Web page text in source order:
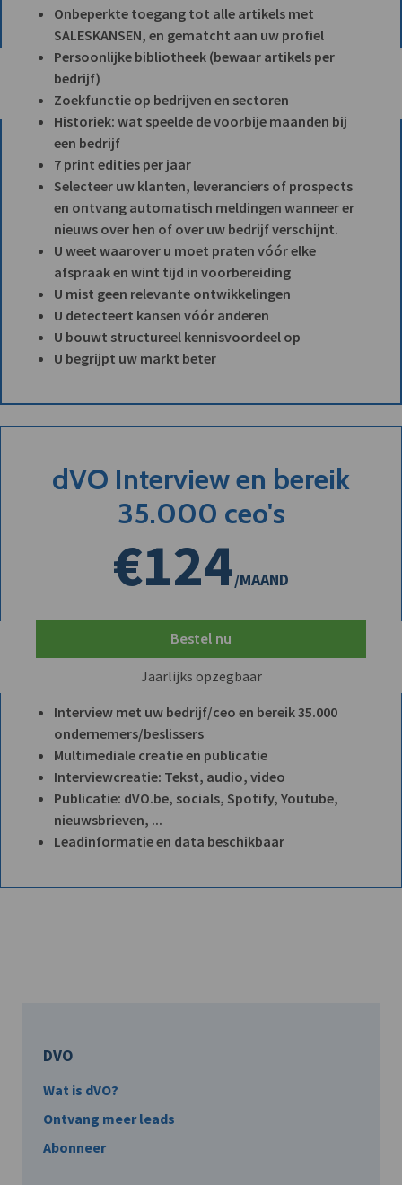
Onbeperkte toegang tot alle artikels met
SALESKANSEN, en gematcht aan uw profiel
Persoonlijke bibliotheek (bewaar artikels per
bedrijf)
Zoekfunctie op bedrijven en sectoren
Historiek: wat speelde de voorbije maanden bij
een bedrijf
7 print edities per jaar
Selecteer uw klanten, leveranciers of prospects
en ontvang automatisch meldingen wanneer er
nieuws over hen of over uw bedrijf verschijnt.
U weet waarover u moet praten vóór elke
afspraak en wint tijd in voorbereiding
U mist geen relevante ontwikkelingen
U detecteert kansen vóór anderen
U bouwt structureel kennisvoordeel op
U begrijpt uw markt beter
dVO Interview en bereik
35.000 ceo's
€124/MAAND
Bestel nu
Jaarlijks opzegbaar
Interview met uw bedrijf/ceo en bereik 35.000
ondernemers/beslissers
Multimediale creatie en publicatie
Interviewcreatie: Tekst, audio, video
Publicatie: dVO.be, socials, Spotify, Youtube,
nieuwsbrieven, ...
Leadinformatie en data beschikbaar
DVO
Wat is dVO?
Ontvang meer leads
Abonneer